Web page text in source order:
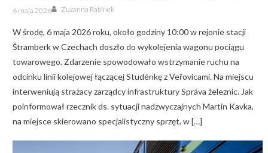
Posted
on
6 maja 2026 Author
Zuzanna Rabinek
W środę, 6 maja 2026 roku, około godziny 10:00 w rejonie stacji
Štramberk w Czechach doszło do wykolejenia wagonu pociągu
towarowego. Zdarzenie spowodowało wstrzymanie ruchu na
odcinku linii kolejowej łączącej Studénkę z Veřovicami. Na miejscu
interweniują strażacy zarządcy infrastruktury Správa železnic. Jak
poinformował rzecznik ds. sytuacji nadzwyczajnych Martin Kavka,
na miejsce skierowano specjalistyczny sprzęt, w […]